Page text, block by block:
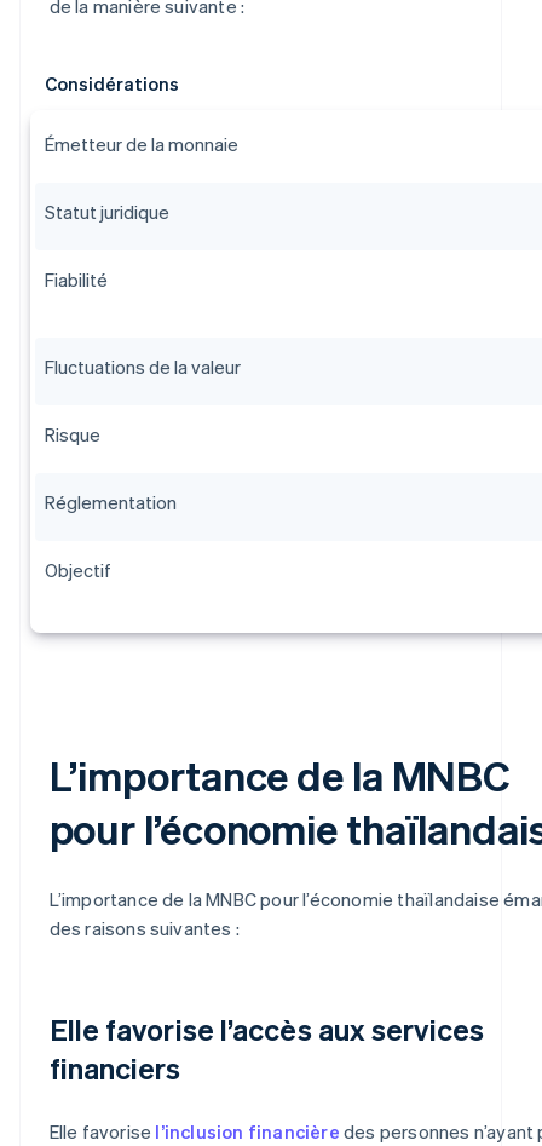
de la manière suivante :
Considérations
Émetteur de la monnaie
Statut juridique
Fiabilité
Fluctuations de la valeur
Risque
Réglementation
Objectif
L’importance de la MNBC
pour l’économie
L’importance de la MNBC pour l’économie thaïlandaise
des raisons suivantes :
Elle favorise l’accès aux services
financiers
Elle favorise l’inclusion financière des personnes n’ayant